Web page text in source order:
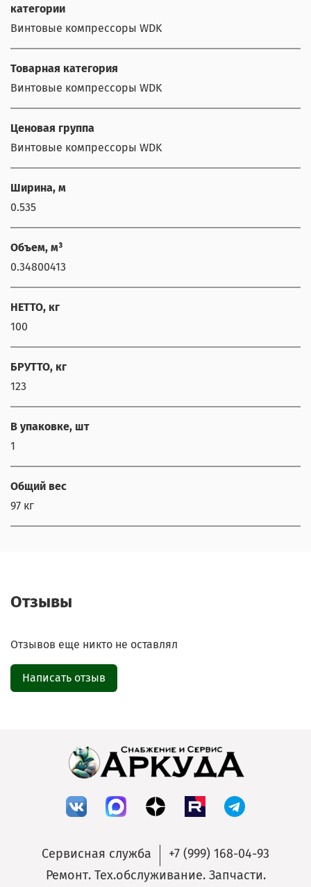
категории
Винтовые компрессоры WDK
Товарная категория
Винтовые компрессоры WDK
Ценовая группа
Винтовые компрессоры WDK
Ширина, м
0.535
Объем, м³
0.34800413
НЕТТО, кг
100
БРУТТО, кг
123
В упаковке, шт
1
Общий вес
97 кг
Отзывы
Отзывов еще никто не оставлял
Написать отзыв
Сервисная служба
+7 (999) 168-04-93
Ремонт. Тех.обслуживание. Запчасти.
Свяжитесь с нами через любой удобный
Написать менеджеру в MAX
Группа Вконтакте